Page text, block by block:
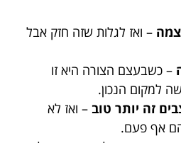
– ואז לגלות שזה חזק אבל
– כשבעצם הצורה היא זו
למקום הנכון.
זה יותר טוב – ואז לא
אף פעם.